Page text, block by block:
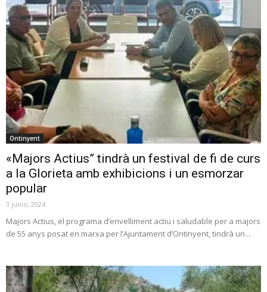
Ontinyent
«Majors Actius” tindrà un festival de fi de curs
a la Glorieta amb exhibicions i un esmorzar
popular
3 junio, 2024
Majors Actius, el programa d’envelliment actiu i saludable per a majors
de 55 anys posat en marxa per l’Ajuntament d’Ontinyent, tindrà un...